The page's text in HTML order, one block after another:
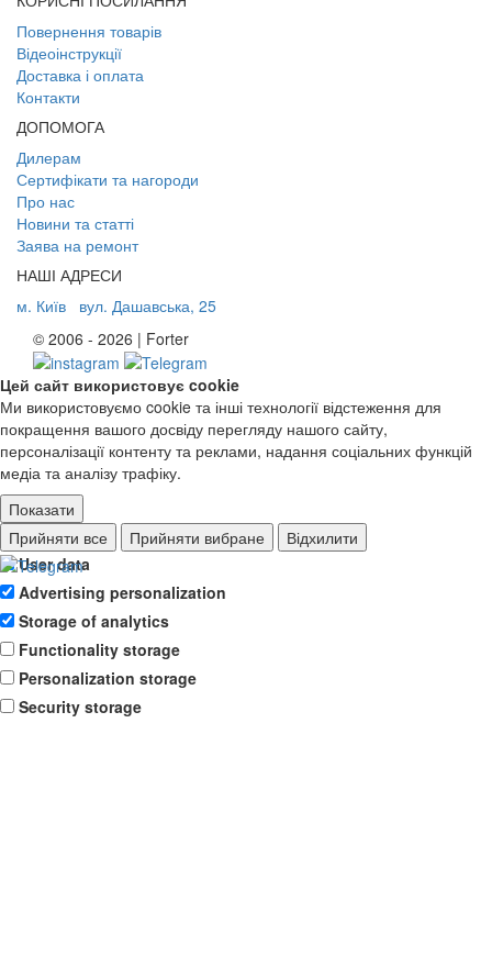
Повернення товарів
Відеоінструкції
Доставка і оплата
Контакти
ДОПОМОГА
Дилерам
Сертифікати та нагороди
Про нас
Новини та статті
Заява на ремонт
НАШІ АДРЕСИ
м. Київ
вул. Дашавська, 25
© 2006 - 2026 | Forter
Цей сайт використовує cookie
Ми використовуємо cookie та інші технології відстеження для
покращення вашого досвіду перегляду нашого сайту,
персоналізації контенту та реклами, надання соціальних функцій
медіа та аналізу трафіку.
Показати
Ad storage
User data
Advertising personalization
Storage of analytics
Functionality storage
Personalization storage
Security storage
Прийняти все Прийняти вибране Відхилити